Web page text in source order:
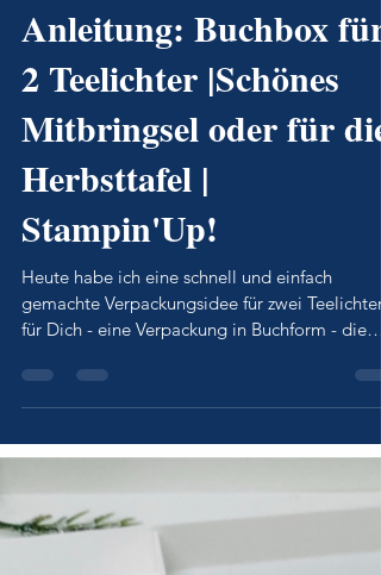
Anleitung: Buchbox für
2 Teelichter |Schönes
Mitbringsel oder für die
Herbsttafel |
Stampin'Up!
Heute habe ich eine schnell und einfach
gemachte Verpackungsidee für zwei Teelichter
für Dich - eine Verpackung in Buchform - die